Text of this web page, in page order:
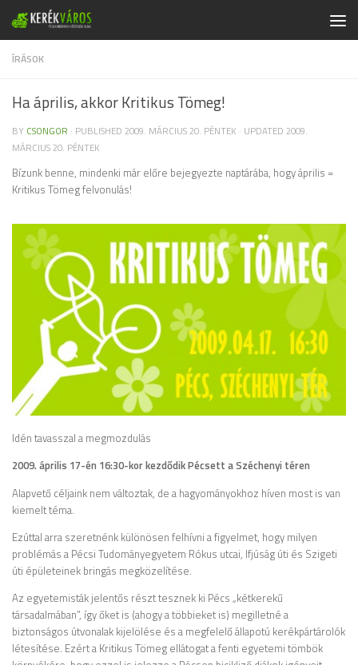
Skip to content
ÍRÁSOK
Ha április, akkor Kritikus Tömeg!
BY CSONGOR · PUBLISHED 2009. MÁRCIUS 20. PÉNTEK · UPDATED 2009.
MÁRCIUS 20. PÉNTEK
Bízunk benne, mindenki már előre bejegyezte naptárába, hogy április =
Kritikus Tömeg felvonulás!
Idén tavasszal a megmozdulás
2009. április 17-én 16:30-kor kezdődik Pécsett a Széchenyi téren
Alapvető céljaink nem változtak, de a hagyományokhoz híven most is van
kiemelt téma.
Ezúttal arra szeretnénk különösen felhívni a figyelmet, hogy milyen
problémás a Pécsi Tudományegyetem Rókus utcai, Ifjúság úti és Szigeti
úti épületeinek bringás megközelítése.
Az egyetemisták jelentős részt tesznek ki Pécs „kétkerekű
társadalmában”, így őket is (ahogy a többieket is) megilletné a
biztonságos útvonalak kijelölése és a megfelelő állapotú kerékpártárolók
létesítése. Ezért a Kritikus Tömeg ellátogat a fenti egyetemi tömbök